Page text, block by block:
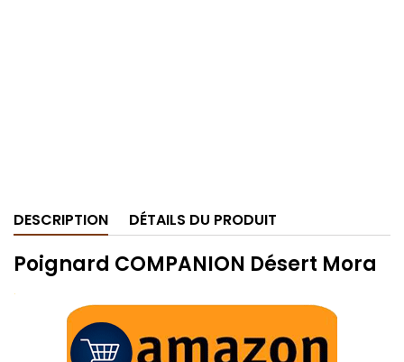
DESCRIPTION DÉTAILS DU PRODUIT
Poignard COMPANION Désert Mora
.